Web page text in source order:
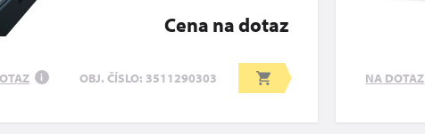
Cena na dotaz
i OBJ. ČÍSLO: 3511290303 NA DOTAZ